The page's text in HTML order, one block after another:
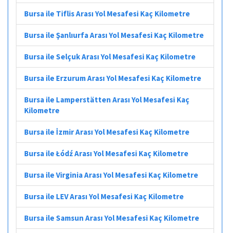
Bursa ile Tiflis Arası Yol Mesafesi Kaç Kilometre
Bursa ile Şanlıurfa Arası Yol Mesafesi Kaç Kilometre
Bursa ile Selçuk Arası Yol Mesafesi Kaç Kilometre
Bursa ile Erzurum Arası Yol Mesafesi Kaç Kilometre
Bursa ile Lamperstätten Arası Yol Mesafesi Kaç
Kilometre
Bursa ile İzmir Arası Yol Mesafesi Kaç Kilometre
Bursa ile Łódź Arası Yol Mesafesi Kaç Kilometre
Bursa ile Virginia Arası Yol Mesafesi Kaç Kilometre
Bursa ile LEV Arası Yol Mesafesi Kaç Kilometre
Bursa ile Samsun Arası Yol Mesafesi Kaç Kilometre